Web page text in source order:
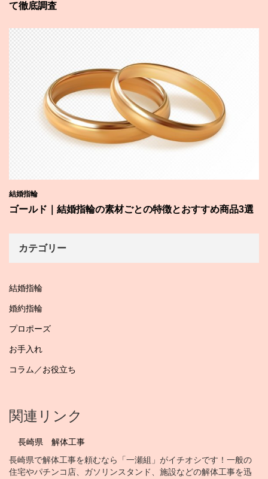
て徹底調査
結婚指輪
ゴールド｜結婚指輪の素材ごとの特徴とおすすめ商品3選
カテゴリー
結婚指輪
婚約指輪
プロポーズ
お手入れ
コラム／お役立ち
関連リンク
長崎県 解体工事
長崎県で解体工事を頼むなら「一瀬組」がイチオシです！一般の
住宅やパチンコ店、ガソリンスタンド、施設などの解体工事を迅